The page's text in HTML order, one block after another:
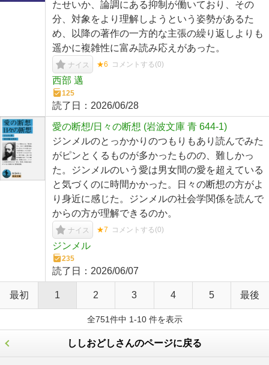
たせいか、論調にある抑制が働いており、その
分、対象をより理解しようという姿勢があるた
め、以降の著作の一方的な主張の繰り返しよりも
遥かに複雑性に富み読み応えがあった。
ナイス ★6 コメントする(0)
西部 邁
125
読了日： 2026/06/28
愛の断想/日々の断想 (岩波文庫 青 644-1)
ジンメルのとっかかりのつもりもあり読んでみた
がピンとくるものが多かったものの、難しかっ
た。ジンメルのいう愛は男女間の愛を超えている
と気づくのに時間かかった。日々の断想の方がよ
り身近に感じた。ジンメルの社会学関係を読んで
からの方が理解できるのか。
ナイス ★7 コメントする(0)
ジンメル
235
読了日： 2026/06/07
最初 1 2 3 4 5 最後
全751件中 1-10 件を表示
ししおどしさんのページに戻る